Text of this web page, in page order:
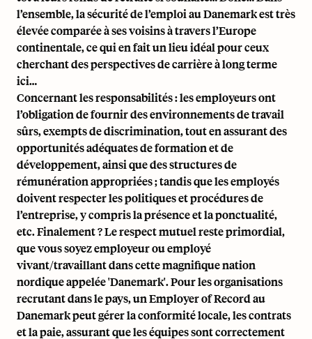
l’ensemble, la sécurité de l’emploi au Danemark est très
élevée comparée à ses voisins à travers l’Europe
continentale, ce qui en fait un lieu idéal pour ceux
cherchant des perspectives de carrière à long terme
ici…
Concernant les responsabilités : les employeurs ont
l’obligation de fournir des environnements de travail
sûrs, exempts de discrimination, tout en assurant des
opportunités adéquates de formation et de
développement, ainsi que des structures de
rémunération appropriées ; tandis que les employés
doivent respecter les politiques et procédures de
l’entreprise, y compris la présence et la ponctualité,
etc. Finalement ? Le respect mutuel reste primordial,
que vous soyez employeur ou employé
vivant/travaillant dans cette magnifique nation
nordique appelée 'Danemark'. Pour les organisations
recrutant dans le pays, unEmployer of Record au
Danemarkpeut gérer la conformité locale, les contrats
et la paie, assurant que les équipes sont correctement